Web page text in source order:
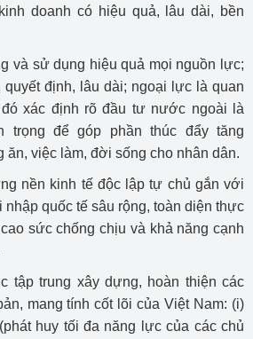
doanh có hiệu quả, lâu dài, bền
và sử dụng hiệu quả mọi nguồn lực;
định, lâu dài; ngoại lực là quan
đó xác định rõ đầu tư nước ngoài là
trọng để góp phần thúc đẩy tăng
ăn, việc làm, đời sống cho nhân dân.
nền kinh tế độc lập tự chủ gắn với
quốc tế sâu rộng, toàn diện thực
sức chống chịu và khả năng cạnh
tập trung xây dựng, hoàn thiện các
mang tính cốt lõi của Việt Nam: (i)
huy tối đa năng lực của các chủ